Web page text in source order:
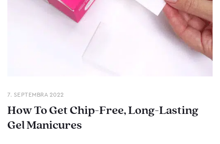
7. SEPTEMBRA 2022
How To Get Chip-Free, Long-Lasting
Gel Manicures